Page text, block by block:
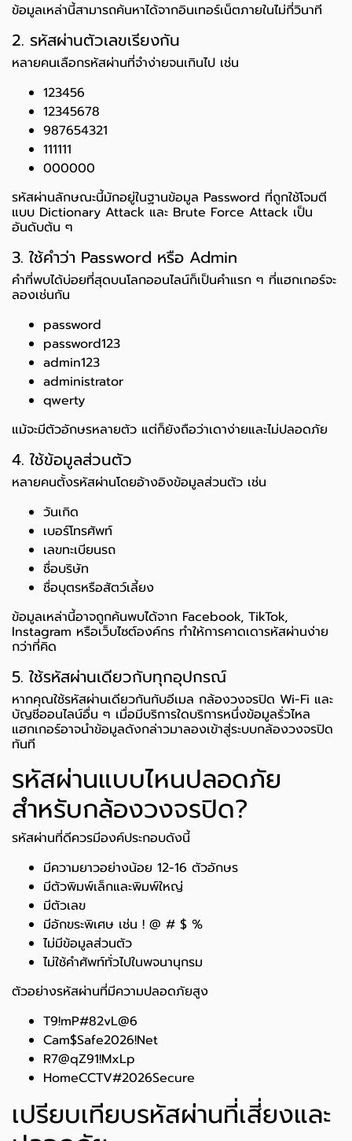
ข้อมูลเหล่านี้สามารถค้นหาได้จากอินเทอร์เน็ตภายในไม่กี่วินาที
2. รหัสผ่านตัวเลขเรียงกัน
หลายคนเลือกรหัสผ่านที่จำง่ายจนเกินไป เช่น
123456
12345678
987654321
111111
000000
รหัสผ่านลักษณะนี้มักอยู่ในฐานข้อมูล Password ที่ถูกใช้โจมตี
แบบ Dictionary Attack และ Brute Force Attack เป็น
อันดับต้น ๆ
3. ใช้คำว่า Password หรือ Admin
คำที่พบได้บ่อยที่สุดบนโลกออนไลน์ก็เป็นคำแรก ๆ ที่แฮกเกอร์จะ
ลองเช่นกัน
password
password123
admin123
administrator
qwerty
แม้จะมีตัวอักษรหลายตัว แต่ก็ยังถือว่าเดาง่ายและไม่ปลอดภัย
4. ใช้ข้อมูลส่วนตัว
หลายคนตั้งรหัสผ่านโดยอ้างอิงข้อมูลส่วนตัว เช่น
วันเกิด
เบอร์โทรศัพท์
เลขทะเบียนรถ
ชื่อบริษัท
ชื่อบุตรหรือสัตว์เลี้ยง
ข้อมูลเหล่านี้อาจถูกค้นพบได้จาก Facebook, TikTok,
Instagram หรือเว็บไซต์องค์กร ทำให้การคาดเดารหัสผ่านง่าย
กว่าที่คิด
5. ใช้รหัสผ่านเดียวกับทุกอุปกรณ์
หากคุณใช้รหัสผ่านเดียวกันกับอีเมล กล้องวงจรปิด Wi-Fi และ
บัญชีออนไลน์อื่น ๆ เมื่อมีบริการใดบริการหนึ่งข้อมูลรั่วไหล
แฮกเกอร์อาจนำข้อมูลดังกล่าวมาลองเข้าสู่ระบบกล้องวงจรปิด
ทันที
รหัสผ่านแบบไหนปลอดภัย
สำหรับกล้องวงจรปิด?
รหัสผ่านที่ดีควรมีองค์ประกอบดังนี้
มีความยาวอย่างน้อย 12-16 ตัวอักษร
มีตัวพิมพ์เล็กและพิมพ์ใหญ่
มีตัวเลข
มีอักขระพิเศษ เช่น ! @ # $ %
ไม่มีข้อมูลส่วนตัว
ไม่ใช้คำศัพท์ทั่วไปในพจนานุกรม
ตัวอย่างรหัสผ่านที่มีความปลอดภัยสูง
T9!mP#82vL@6
Cam$Safe2026!Net
R7@qZ91!MxLp
HomeCCTV#2026Secure
เปรียบเทียบรหัสผ่านที่เสี่ยงและ